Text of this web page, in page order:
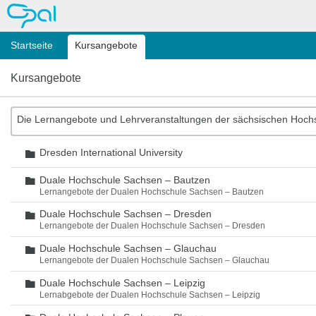
OPAL
Startseite Kursangebote
Kursangebote
Die Lernangebote und Lehrveranstaltungen der sächsischen
Ordner
Dresden International University
Ordner
Duale Hochschule Sachsen – Bautzen
Lernangebote der Dualen Hochschule Sachsen – Bautzen
Ordner
Duale Hochschule Sachsen – Dresden
Lernangebote der Dualen Hochschule Sachsen – Dresden
Ordner
Duale Hochschule Sachsen – Glauchau
Lernangebote der Dualen Hochschule Sachsen – Glauchau
Ordner
Duale Hochschule Sachsen – Leipzig
Lernabgebote der Dualen Hochschule Sachsen – Leipzig